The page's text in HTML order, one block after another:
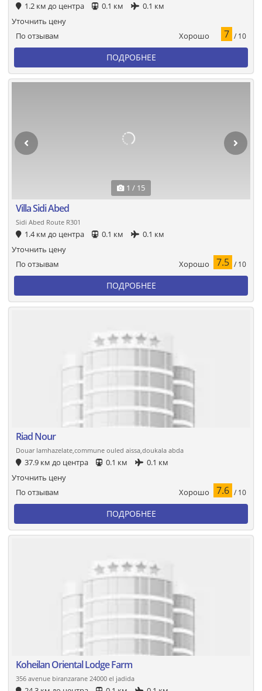
1.2 км до центра 0.1 км 0.1 км
По отзывам Хорошо 7 / 10
Уточнить цену
ПОДРОБНЕЕ
1 / 15
Villa Sidi Abed
Sidi Abed Route R301
1.4 км до центра 0.1 км 0.1 км
По отзывам Хорошо 7.5 / 10
Уточнить цену
ПОДРОБНЕЕ
Riad Nour
Douar lamhazelate,commune ouled aissa,doukala abda
37.9 км до центра 0.1 км 0.1 км
По отзывам Хорошо 7.6 / 10
Уточнить цену
ПОДРОБНЕЕ
Koheilan Oriental Lodge Farm
356 avenue biranzarane 24000 el jadida